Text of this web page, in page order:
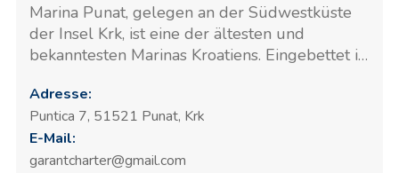
Marina Punat, gelegen an der Südwestküste
der Insel Krk, ist eine der ältesten und
bekanntesten Marinas Kroatiens. Eingebettet in
der Stadt Punat, bietet sie hervorragenden
Schutz. Sie dient als zuverlässige nautische
Basis für Reisende in der Adria. Die Marina
verfügt über mehr als 850 Liegeplätze und
Adresse:
Puntica 7, 51521 Punat, Krk
E-Mail:
garantcharter@gmail.com